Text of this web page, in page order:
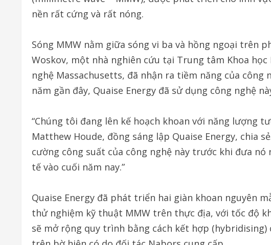
nền rất cứng và rất nóng.
Sóng MMW nằm giữa sóng vi ba và hồng ngoại trên
Woskov, một nhà nghiên cứu tại Trung tâm Khoa học
nghệ Massachusetts, đã nhận ra tiềm năng của công
năm gần đây, Quaise Energy đã sử dụng công nghệ
“Chúng tôi đang lên kế hoạch khoan với năng lượng
Matthew Houde, đồng sáng lập Quaise Energy, chia
cường công suất của công nghệ này trước khi đưa
tế vào cuối năm nay.”
Quaise Energy đã phát triển hai giàn khoan nguyên
thử nghiệm kỹ thuật MMW trên thực địa, với tốc độ
sẽ mở rộng quy trình bằng cách kết hợp